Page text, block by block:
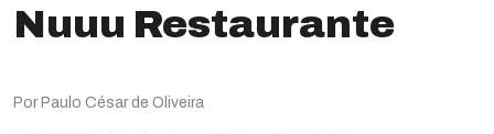
Nuuu Restaurante
Por Paulo César de Oliveira